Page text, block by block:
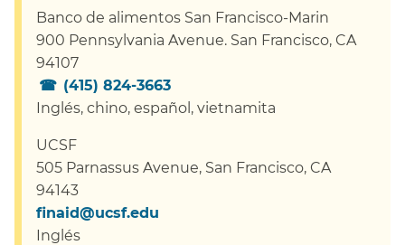
Banco de alimentos San Francisco-Marin​​
900 Pennsylvania Avenue. San Francisco, CA
94107​​
(415) 824-3663​​
Inglés, chino, español, vietnamita
UCSF​​
505 Parnassus Avenue, San Francisco, CA
94143​​
finaid@ucsf.edu​​
Inglés​​